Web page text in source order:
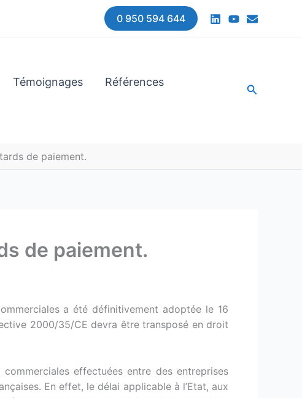
0 950 594 644
Témoignages
Références
de paiement.
de paiement.
a été définitivement adoptée le 16
2000/35/CE devra être transposé en droit
effectuées entre des entreprises
En effet, le délai applicable à l’Etat, aux